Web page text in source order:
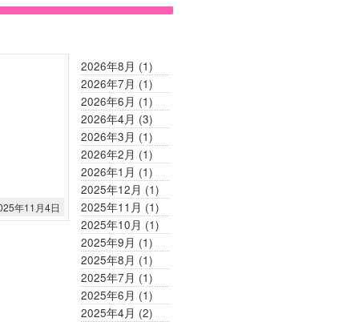
年11月4日
2026年8月 (1)
2026年7月 (1)
2026年6月 (1)
2026年4月 (3)
2026年3月 (1)
2026年2月 (1)
2026年1月 (1)
2025年12月 (1)
2025年11月 (1)
2025年10月 (1)
2025年9月 (1)
2025年8月 (1)
2025年7月 (1)
2025年6月 (1)
2025年4月 (2)